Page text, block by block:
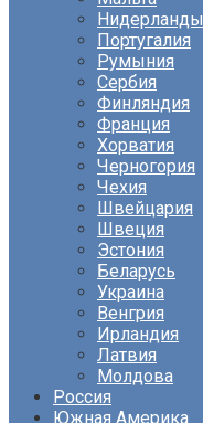
Нидерланды
Португалия
Румыния
Сербия
Финляндия
Франция
Хорватия
Черногория
Чехия
Швейцария
Швеция
Эстония
Беларусь
Украина
Венгрия
Ирландия
Латвия
Молдова
Россия
Южная Америка